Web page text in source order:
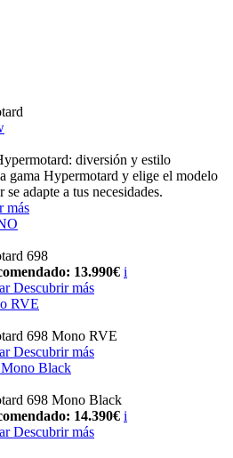
diversión y estilo
gama Hypermotard y elige el modelo
se adapte a tus necesidades.
más
698
13.990€ i
Descubrir más
RVE
698 Mono RVE
Descubrir más
Black
698 Mono Black
14.390€ i
Descubrir más